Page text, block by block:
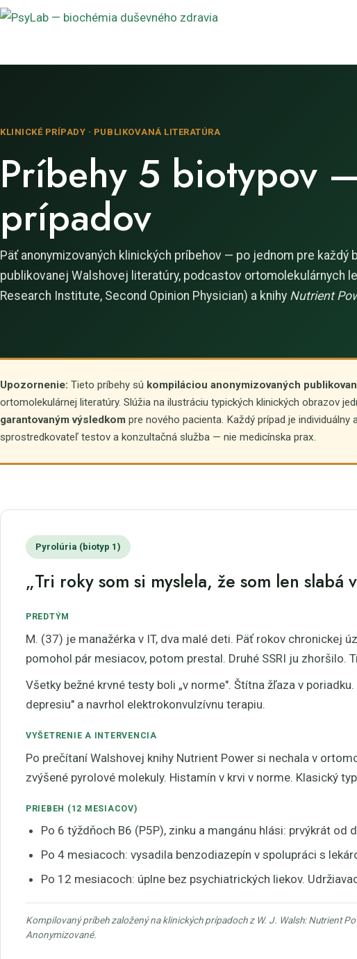
KLINICKÉ PRÍPADY · PUBLIKOVANÁ LITERATÚRA
Príbehy 5 biotypov
prípadov
Päť anonymizovaných klinických príbehov — po jednom pre každý
publikovanej Walshovej literatúry, podcastov ortomolekulárnych
Research Institute, Second Opinion Physician) a knihy Nutrient
Upozornenie: Tieto príbehy sú kompiláciou anonymizovaných
ortomolekulárnej literatúry. Slúžia na ilustráciu typických klinických obrazov
garantovaným výsledkom pre nového pacienta. Každý prípad je individuálny
sprostredkovateľ testov a konzultačná služba — nie medicínska prax.
Pyrolúria (biotyp 1)
„Tri roky som si myslela, že som len
PREDTÝM
M. (37) je manažérka v IT, dva malé deti. Päť rokov chronickej
pomohol pár mesiacov, potom prestal. Druhé SSRI ju zhoršilo.
Všetky bežné krvné testy boli „v norme". Štítna žľaza v
depresiu" a navrhol elektrokonvulzívnu terapiu.
VYŠETRENIE A INTERVENCIA
Po prečítaní Walshovej knihy Nutrient Power si nechala v
zvýšené pyrolové molekuly. Histamín v krvi v norme. Klasický
PRIEBEH (12 MESIACOV)
Po 6 týždňoch B6 (P5P), zinku a mangánu hlási: prvýkrát
Po 4 mesiacoch: vysadila benzodiazepín v spolupráci s
Po 12 mesiacoch: úplne bez psychiatrických liekov.
Kompilovaný príbeh založený na klinických prípadoch z W. J. Walsh: Nutrient
Anonymizované.